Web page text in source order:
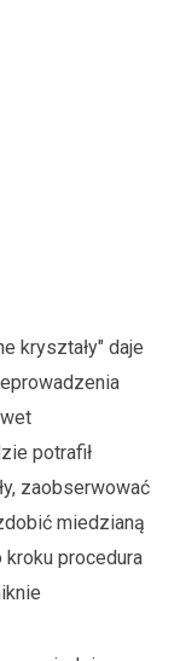
kryształy" daje
potrafił
zaobserwować
miedzianą
kroku procedura